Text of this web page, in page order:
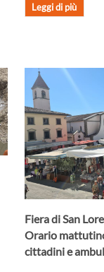
Leggi di più
Fiera di San
Orario
cittadini e